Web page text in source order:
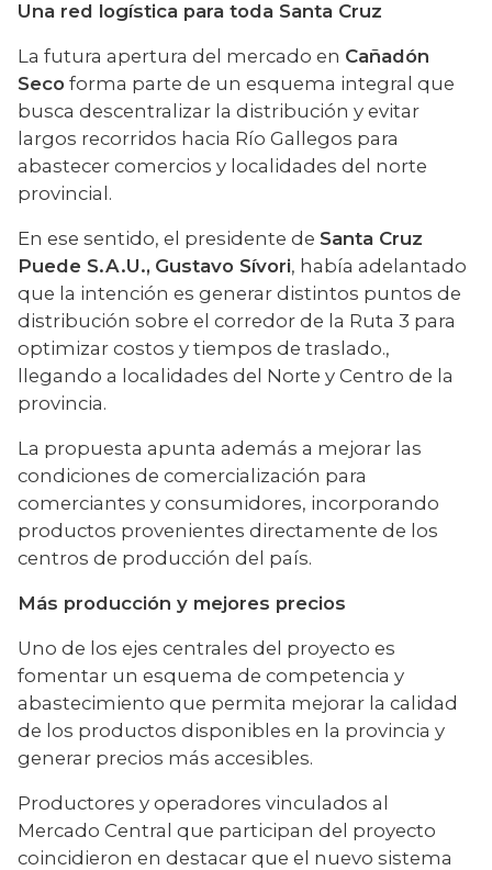
Una red logística para toda Santa Cruz
La futura apertura del mercado en Cañadón
Seco forma parte de un esquema integral que
busca descentralizar la distribución y evitar
largos recorridos hacia Río Gallegos para
abastecer comercios y localidades del norte
provincial.
En ese sentido, el presidente de Santa Cruz
Puede S.A.U., Gustavo Sívori, había adelantado
que la intención es generar distintos puntos de
distribución sobre el corredor de la Ruta 3 para
optimizar costos y tiempos de traslado.,
llegando a localidades del Norte y Centro de la
provincia.
La propuesta apunta además a mejorar las
condiciones de comercialización para
comerciantes y consumidores, incorporando
productos provenientes directamente de los
centros de producción del país.
Más producción y mejores precios
Uno de los ejes centrales del proyecto es
fomentar un esquema de competencia y
abastecimiento que permita mejorar la calidad
de los productos disponibles en la provincia y
generar precios más accesibles.
Productores y operadores vinculados al
Mercado Central que participan del proyecto
coincidieron en destacar que el nuevo sistema